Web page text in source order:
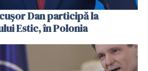
Dan participă la
Estic, în Polonia